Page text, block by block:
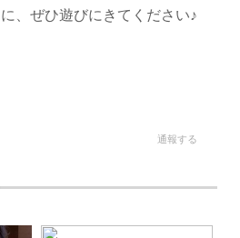
、ぜひ遊びにきてください♪
通報する